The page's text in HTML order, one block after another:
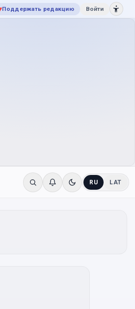
Поддержать редакцию Войти
RU LAT